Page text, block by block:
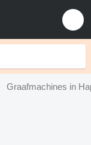
Graafmachines in